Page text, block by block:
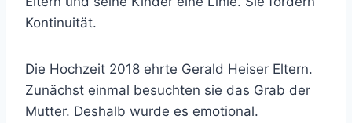
Kontinuität.
Die Hochzeit 2018 ehrte Gerald Heiser Eltern.
Zunächst einmal besuchten sie das Grab der
Mutter. Deshalb wurde es emotional.